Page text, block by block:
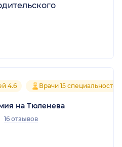
4.6 Врачи 15 специальностей
на Тюленева
16 отзывов